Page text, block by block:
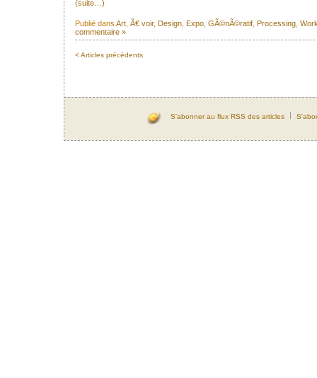
(suite…)
Publié dans Art Ã€ voir, Design Expo GÃ©nÃ©ratif Processing
commentaire »
< Articles précédents
S'abonner au flux RSS des articles